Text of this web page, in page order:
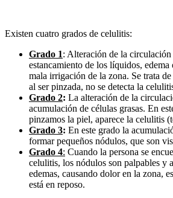
Existen cuatro grados de celulitis:
Grado 1: Alteración de la
estancamiento de los líquidos,
mala irrigación de la zona. Se trata
al ser pinzada, no se detecta la
Grado 2: La alteración de la
acumulación de células grasas. En
pinzamos la piel, aparece la celulitis
Grado 3: En este grado la
formar pequeños nódulos, que son
Grado 4: Cuando la persona se
celulitis, los nódulos son palpables y
edemas, causando dolor en la zona,
está en reposo.